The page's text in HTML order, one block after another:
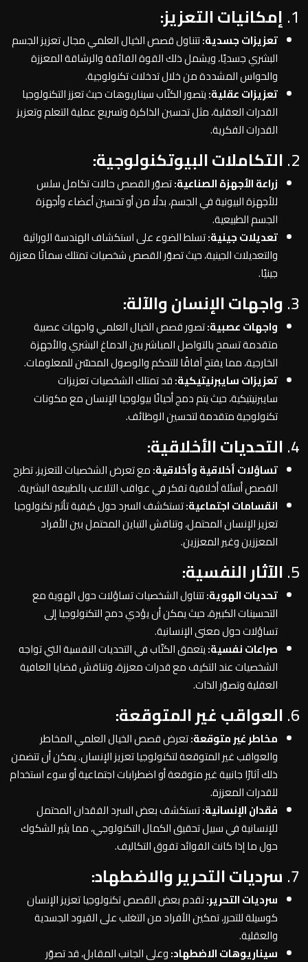
1. إمكانيات التعزيز:
تعزيزات جسدية:تتناول قصص الخيال العلمي مجال تعزيز الجسم
البشري جسديًا، ويشمل ذلك القوة الفائقة والرشاقة المعززة
والحواس المشددة من خلال تدخلات تكنولوجية.
تعزيزات عقلية:يتصور الكتّاب سيناريوهات حيث تعزز التكنولوجيا
القدرات العقلية، مثل تحسين الذاكرة وتسريع عملية التعلم وتعزيز
القدرات الفكرية.
2. التكاملات البيوتكنولوجية:
زراعة الأجهزة الصناعية:تصوّر القصص حالات تكامل سلس
للأجهزة البيونية في الجسم، بدلًا من أو تحسين أعضاء وأجهزة
الجسم الطبيعية.
تعديلات جينية:تسلط الضوء على استكشاف الهندسة الوراثية
والتعديلات الجينية، حيث تصوّر القصص شخصيات تمتلك سماتًا معززة
جينيًا.
3. واجهات الإنسان والآلة:
واجهات عصبية:تصور قصص الخيال العلمي واجهات عصبية
متقدمة تسمح بالتواصل المباشر بين الدماغ البشري والأجهزة
الخارجية، مما يفتح آفاقًا للتحكم والوصول المحسّن للمعلومات.
تعزيزات سايبرنيتيكية:قد تمتلك الشخصيات تعزيزات
سايبرنيتيكية، حيث يتم دمج أحيانًا بيولوجيا الإنسان مع مكونات
تكنولوجية متقدمة لتحسين الوظائف.
4. التحديات الأخلاقية:
تساؤلات أخلاقية وأخلاقية:مع تعرض الشخصيات للتعزيز، تطرح
القصص أسئلة أخلاقية تفكر في عواقب التلاعب بالطبيعة البشرية.
انقسامات اجتماعية:تستكشف السرد حول كيفية تأثير تكنولوجيا
تعزيز الإنسان المحتمل، وتناقش التباين المحتمل بين الأفراد
المعززين وغير المعززين.
5. الآثار النفسية:
تحديات الهوية:تتناول الشخصيات تساؤلات حول الهوية مع
التحسينات الكبيرة، حيث يمكن أن يؤدي دمج التكنولوجيا إلى
تساؤلات حول معنى الإنسانية.
صراعات نفسية:يتعمق الكتّاب في التحديات النفسية التي تواجه
الشخصيات عند التكيف مع قدرات معززة، وتناقش قضايا العافية
العقلية وتصوّر الذات.
6. العواقب غير المتوقعة:
مخاطر غير متوقعة:تعرض قصص الخيال العلمي المخاطر
والعواقب غير المتوقعة لتكنولوجيا تعزيز الإنسان. يمكن أن تتضمن
ذلك آثارًا جانبية غير متوقعة أو اضطرابات اجتماعية أو سوء استخدام
للقدرات المعززة.
فقدان الإنسانية:تستكشف بعض السرد الفقدان المحتمل
للإنسانية في سبيل تحقيق الكمال التكنولوجي، مما يثير الشكوك
حول ما إذا كانت الفوائد تفوق التكاليف.
7. سرديات التحرير والاضطهاد:
سرديات التحرير:تقدم بعض القصص تكنولوجيا تعزيز الإنسان
كوسيلة للتحرر، تمكين الأفراد من التغلب على القيود الجسدية
والعقلية.
سيناريوهات الاضطهاد:وعلى الجانب المقابل، قد تصوّر